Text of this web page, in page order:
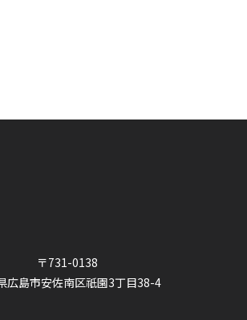
〒731-0138
広島市安佐南区祇園3丁目38-4